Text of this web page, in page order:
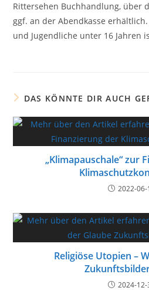
Rittersehen Buchhandlung, über
ggf. an der Abendkasse
und Jugendliche unter 16 Jahren
DAS KÖNNTE DIR AUCH
„Klimapauschale“ zur
2022-06-
Religiöse Utopien –
2024-12-